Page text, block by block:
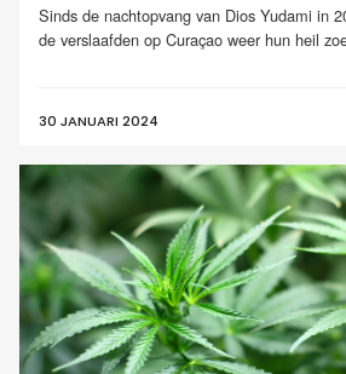
Sinds de nachtopvang van Dios Yudami in
de verslaafden op Curaçao weer hun heil
30 JANUARI 2024